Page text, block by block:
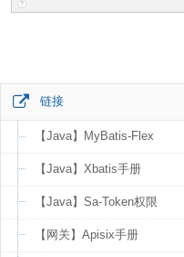
链接
【Java】MyBatis-Flex
【Java】Xbatis手册
【Java】Sa-Token权限
【网关】Apisix手册